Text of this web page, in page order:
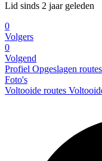
Lid sinds 2 jaar geleden
0
Volgers
0
Volgend
Profiel Opgeslagen routes
Foto's
Voltooide routes